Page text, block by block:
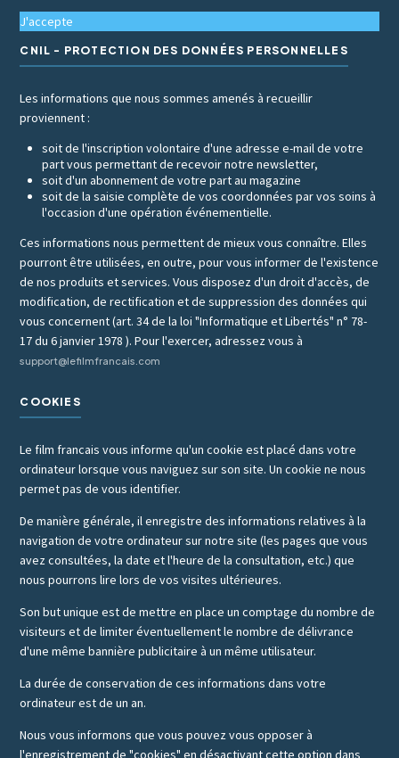
J'accepte
CNIL - PROTECTION DES DONNÉES PERSONNELLES
Les informations que nous sommes amenés à recueillir
proviennent :
soit de l'inscription volontaire d'une adresse e-mail de votre
part vous permettant de recevoir notre newsletter,
soit d'un abonnement de votre part au magazine
soit de la saisie complète de vos coordonnées par vos soins à
l'occasion d'une opération événementielle.
Ces informations nous permettent de mieux vous connaître. Elles
pourront être utilisées, en outre, pour vous informer de l'existence
de nos produits et services. Vous disposez d'un droit d'accès, de
modification, de rectification et de suppression des données qui
vous concernent (art. 34 de la loi "Informatique et Libertés" n° 78-
17 du 6 janvier 1978 ). Pour l'exercer, adressez vous à
support@lefilmfrancais.com
COOKIES
Le film francais vous informe qu'un cookie est placé dans votre
ordinateur lorsque vous naviguez sur son site. Un cookie ne nous
permet pas de vous identifier.
De manière générale, il enregistre des informations relatives à la
navigation de votre ordinateur sur notre site (les pages que vous
avez consultées, la date et l'heure de la consultation, etc.) que
nous pourrons lire lors de vos visites ultérieures.
Son but unique est de mettre en place un comptage du nombre de
visiteurs et de limiter éventuellement le nombre de délivrance
d'une même bannière publicitaire à un même utilisateur.
La durée de conservation de ces informations dans votre
ordinateur est de un an.
Nous vous informons que vous pouvez vous opposer à
l'enregistrement de "cookies" en désactivant cette option dans